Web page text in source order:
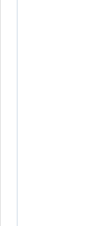
（
（
（
（